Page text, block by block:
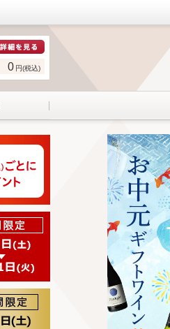
0 円(税込)